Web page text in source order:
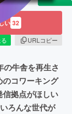
い 32
URLコピー
の牛舎を再生さ
コワーキング
信拠点がほしい
ろんな世代が